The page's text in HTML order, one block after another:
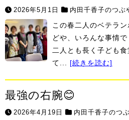
2026年5月1日 内田千香子のつぶ
この春二人のベテラ
どや、いろんな事情
二人とも長く子ども
て... [続きを読む]
最強の右腕😊
2026年4月19日 内田千香子のつ